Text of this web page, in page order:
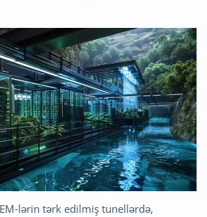
lərin tərk edilmiş tunellərdə,